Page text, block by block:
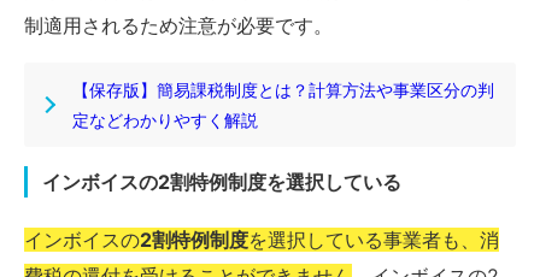
制適用されるため注意が必要です。
【保存版】簡易課税制度とは？計算方法や事業区分の判
定などわかりやすく解説
インボイスの2割特例制度を選択している
インボイスの2割特例制度を選択している事業者も、消